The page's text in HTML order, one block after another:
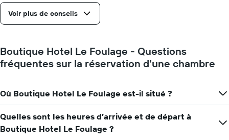
Voir plus de conseils
Boutique Hotel Le Foulage - Questions
fréquentes sur la réservation d’une chambre
Où Boutique Hotel Le Foulage est-il situé ?
Quelles sont les heures d’arrivée et de départ à
Boutique Hotel Le Foulage ?